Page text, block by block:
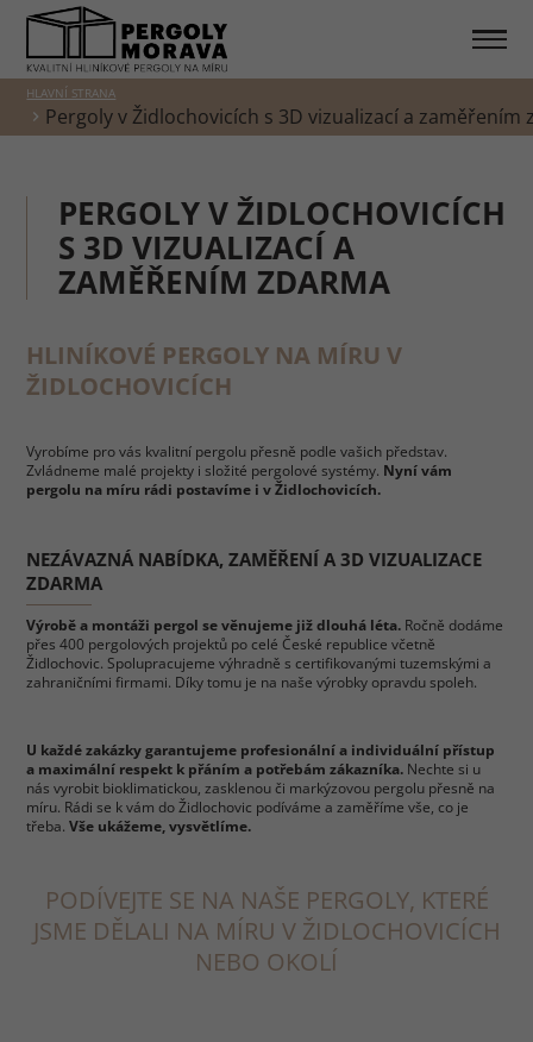
HLAVNÍ STRANA
Pergoly v Židlochovicích s 3D vizualizací a zaměřením
PERGOLY V ŽIDLOCHOVICÍCH
S 3D VIZUALIZACÍ A
ZAMĚŘENÍM ZDARMA
HLINÍKOVÉ PERGOLY NA MÍRU V
ŽIDLOCHOVICÍCH
Vyrobíme pro vás kvalitní pergolu přesně podle vašich představ.
Zvládneme malé projekty i složité pergolové systémy. Nyní vám
pergolu na míru rádi postavíme i v Židlochovicích.
NEZÁVAZNÁ NABÍDKA, ZAMĚŘENÍ A 3D VIZUALIZACE
ZDARMA
Výrobě a montáži pergol se věnujeme již dlouhá léta. Ročně dodáme
přes 400 pergolových projektů po celé České republice včetně
Židlochovic. Spolupracujeme výhradně s certifikovanými tuzemskými a
zahraničními firmami. Díky tomu je na naše výrobky opravdu spoleh.
U každé zakázky garantujeme profesionální a individuální přístup
a maximální respekt k přáním a potřebám zákazníka. Nechte si u
nás vyrobit bioklimatickou, zasklenou či markýzovou pergolu přesně na
míru. Rádi se k vám do Židlochovic podíváme a zaměříme vše, co je
třeba.Vše ukážeme, vysvětlíme.
PODÍVEJTE SE NA NAŠE PERGOLY, KTERÉ
JSME DĚLALI NA MÍRU V ŽIDLOCHOVICÍCH
NEBO OKOLÍ